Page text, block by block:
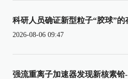
科研人员确证新型粒子“胶球”的
2026-08-06 09:47
强流重离子加速器发现新核素铪-